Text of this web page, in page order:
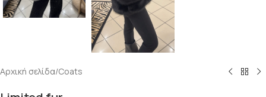
Αρχική σελίδα/Coats